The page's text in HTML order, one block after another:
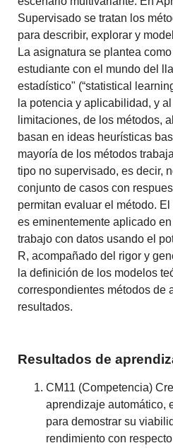
Supervisado se tratan los
para describir, explorar y
La asignatura se plantea
estudiante con el mundo del
estadístico" (“statistical
la potencia y aplicabilidad, y
limitaciones, de los métodos,
basan en ideas heurísticas
mayoría de los métodos
tipo no supervisado, es decir,
conjunto de casos con
permitan evaluar el método. El
es eminentemente aplicado
trabajo con datos usando el
R, acompañado del rigor y
la definición de los modelos
correspondientes métodos de
resultados.
Resultados de
CM11 (Competencia)
aprendizaje automático,
para demostrar su
rendimiento con